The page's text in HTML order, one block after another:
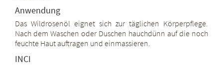
Anwendung
Das Wildrosenöl eignet sich zur täglichen Körperpflege.
Nach dem Waschen oder Duschen hauchdünn auf die noch
feuchte Haut auftragen und einmassieren.
INCI